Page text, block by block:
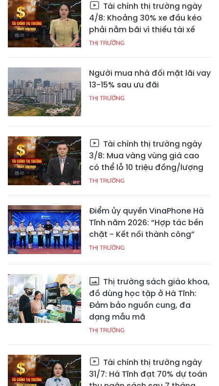
Tài chính thị trường ngày
4/8: Khoảng 30% xe đầu kéo
phải nằm bãi vì thiếu tài xế
THỊ TRƯỜNG
Người mua nhà đối mặt lãi vay
13-15% sau ưu đãi
THỊ TRƯỜNG
Tài chính thị trường ngày
3/8: Mua vàng vùng giá cao
có thể lỗ 10 triệu đồng/lượng
THỊ TRƯỜNG
Điểm ủy quyền VinaPhone Hà
Tĩnh năm 2026: “Hợp tác bền
chặt - Kết nối thành công”
THỊ TRƯỜNG
Thị trường sách giáo khoa,
đồ dùng học tập ở Hà Tĩnh:
Đảm bảo nguồn cung, đa
dạng mẫu mã
THỊ TRƯỜNG
Tài chính thị trường ngày
31/7: Hà Tĩnh đạt 70% dự toán